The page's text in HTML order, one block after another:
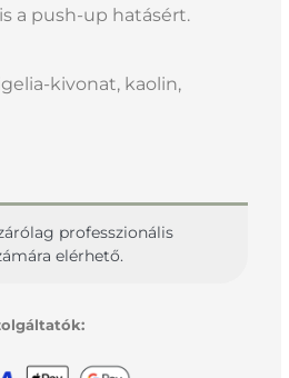
a push-up hatásért.
kivonat, kaolin,
professzionális
elérhető.